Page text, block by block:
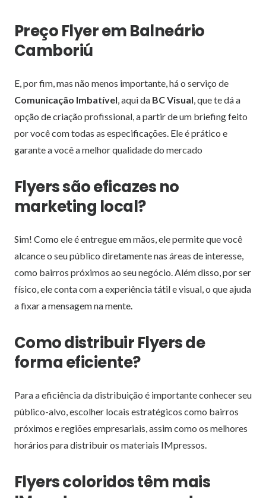
Preço Flyer em Balneário
Camboriú
E, por fim, mas não menos importante, há o serviço de
Comunicação Imbatível, aqui da BC Visual, que te dá a
opção de criação profissional, a partir de um briefing feito
por você com todas as especificações. Ele é prático e
garante a você a melhor qualidade do mercado
Flyers são eficazes no
marketing local?
Sim! Como ele é entregue em mãos, ele permite que você
alcance o seu público diretamente nas áreas de interesse,
como bairros próximos ao seu negócio. Além disso, por ser
físico, ele conta com a experiência tátil e visual, o que ajuda
a fixar a mensagem na mente.
Como distribuir Flyers de
forma eficiente?
Para a eficiência da distribuição é importante conhecer seu
público-alvo, escolher locais estratégicos como bairros
próximos e regiões empresariais, assim como os melhores
horários para distribuir os materiais IMpressos.
Flyers coloridos têm mais